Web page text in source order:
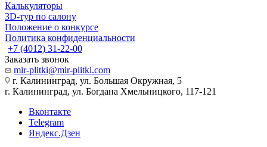
Калькуляторы
3D-тур по салону
Положение о конкурсе
Политика конфиденциальности
+7 (4012) 31-22-00
Заказать звонок
mir-plitki@mir-plitki.com
г. Калининград, ул. Большая Окружная, 5
г. Калининград, ул. Богдана Хмельницкого, 117-121
Вконтакте
Telegram
Яндекс.Дзен